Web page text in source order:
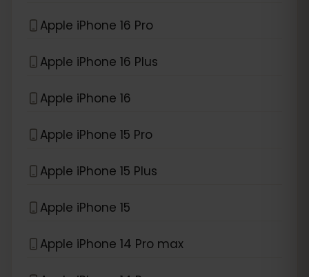
Apple iPhone 16 Pro
Apple iPhone 16 Plus
Apple iPhone 16
Apple iPhone 15 Pro
Apple iPhone 15 Plus
Apple iPhone 15
Apple iPhone 14 Pro max